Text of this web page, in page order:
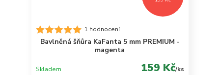
1 hodnocení
Bavlněná šňůra KaFanta 5 mm PREMIUM -
magenta
159 Kč/ks
Skladem